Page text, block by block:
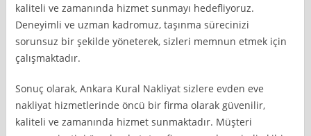
kaliteli ve zamanında hizmet sunmayı hedefliyoruz.
Deneyimli ve uzman kadromuz, taşınma sürecinizi
sorunsuz bir şekilde yöneterek, sizleri memnun etmek için
çalışmaktadır.
Sonuç olarak, Ankara Kural Nakliyat sizlere evden eve
nakliyat hizmetlerinde öncü bir firma olarak güvenilir,
kaliteli ve zamanında hizmet sunmaktadır. Müşteri